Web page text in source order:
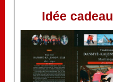
Idée cadeau